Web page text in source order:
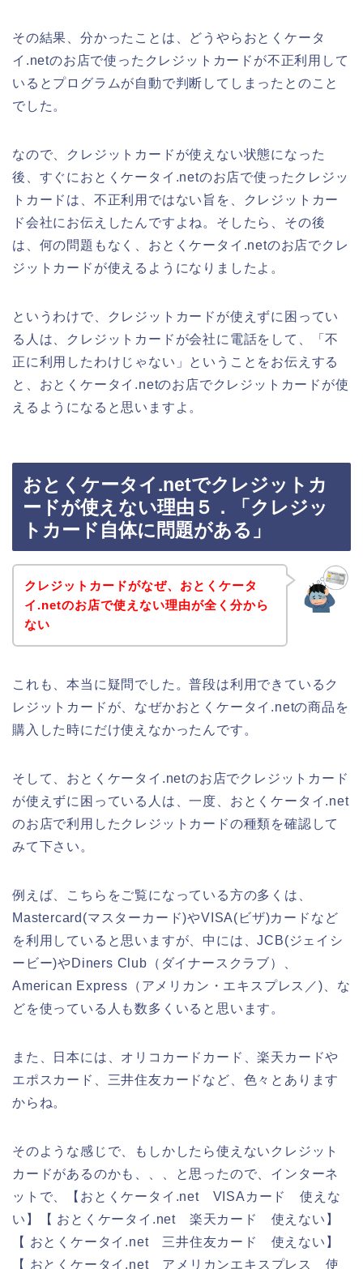
その結果、分かったことは、どうやらおとくケータ
イ.netのお店で使ったクレジットカードが不正利用して
いるとプログラムが自動で判断してしまったとのこと
でした。
なので、クレジットカードが使えない状態になった
後、すぐにおとくケータイ.netのお店で使ったクレジッ
トカードは、不正利用ではない旨を、クレジットカー
ド会社にお伝えしたんですよね。そしたら、その後
は、何の問題もなく、おとくケータイ.netのお店でクレ
ジットカードが使えるようになりましたよ。
というわけで、クレジットカードが使えずに困ってい
る人は、クレジットカードが会社に電話をして、「不
正に利用したわけじゃない」ということをお伝えする
と、おとくケータイ.netのお店でクレジットカードが使
えるようになると思いますよ。
おとくケータイ.netでクレジットカ
ードが使えない理由５．「クレジッ
トカード自体に問題がある」
クレジットカードがなぜ、おとくケータ
イ.netのお店で使えない理由が全く分から
ない
これも、本当に疑問でした。普段は利用できているク
レジットカードが、なぜかおとくケータイ.netの商品を
購入した時にだけ使えなかったんです。
そして、おとくケータイ.netのお店でクレジットカード
が使えずに困っている人は、一度、おとくケータイ.net
のお店で利用したクレジットカードの種類を確認して
みて下さい。
例えば、こちらをご覧になっている方の多くは、
Mastercard(マスターカード)やVISA(ビザ)カードなど
を利用していると思いますが、中には、JCB(ジェイシ
ービー)やDiners Club（ダイナースクラブ）、
American Express（アメリカン・エキスプレス／)、な
どを使っている人も数多くいると思います。
また、日本には、オリコカードカード、楽天カードや
エポスカード、三井住友カードなど、色々とあります
からね。
そのような感じで、もしかしたら使えないクレジット
カードがあるのかも、、、と思ったので、インターネ
ットで、【おとくケータイ.net VISAカード 使えな
い】【 おとくケータイ.net 楽天カード 使えない】
【 おとくケータイ.net 三井住友カード 使えない】
【 おとくケータイ.net アメリカンエキスプレス 使